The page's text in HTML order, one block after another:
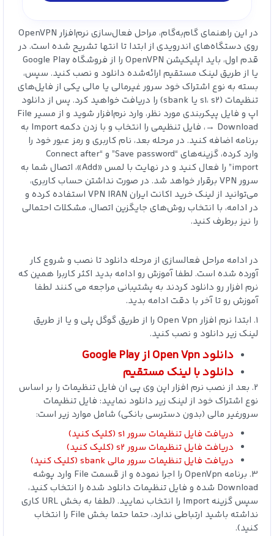
در این راهنمای گام‌به‌گام، مراحل فعال‌سازی نرم‌افزار OpenVPN
روی دستگاه‌های اندرویدی از ابتدا تا انتها تشریح شده است. در
قدم اول، باید اپلیکیشن OpenVPN را از فروشگاه Google Play
یا از طریق لینک مستقیم ارائه‌شده دانلود و نصب کنید. سپس،
بسته به نوع اشتراک خود سرور غیرمالی یا مالی یکی از فایل‌های
تنظیمات (s1، s2 یا sbank) را دریافت خواهید کرد. پس از دانلود
اپ و فایل پیکربندی مورد نظر، وارد نرم‌افزار شوید و از مسیر File
→ Download، فایل تنظیمی را انتخاب و با زدن دکمه Import به
برنامه اضافه کنید. در مرحله بعد، نام کاربری و رمز عبور خود را
وارد کرده، گزینه‌های “Save password” و “Connect after
import” را فعال کنید و در نهایت با لمس «Add»، اتصال شما به
سرور VPN برقرار خواهد شد. در صورت نداشتن حساب کاربری،
می‌توانید از لینک خرید اکانت ایران VPN IRAN استفاده کرده و
در ادامه، با انتخاب روش‌های جایگزین اتصال، مشکلات احتمالی
را نیز برطرف کنید.
در ادامه مراحل فعالسازی از مرحله دانلود تا نصب و شروع کار
آورده شده است. لطفا آموزش رو ادامه بدید اکثر کاربرا همین که
نرم افزار رو دانلود کردند به پشتیبانی مراجعه می کنند لطفا
آموزش رو تا آخر با دقت ادامه بدید.
1. ابتدا نرم افزار Open Vpn را از طریق گوگل پلی و یا از طریق
لینک زیر دانلود و نصب کنید.
دانلود Open Vpn از Google Play
دانلود با لینک مستقیم
2. بعد از نصب نرم افزار اپن وی پی ان فایل تنظیمات را بر اساس
نوع اشتراک خود از لینک زیر دانلود نمایید: فایل تنظیمات
سرورغیر مالی (بدون دسترسی بانکی) شامل موارد زیر است:
دریافت فایل تنظیمات سرور s1 (کلیک کنید)
دریافت فایل تنظیمات سرور s2 (کلیک کنید)
دریافت فایل تنظیمات سرور مالی sbank (کلیک کنید)
3. برنامه OpenVpn را اجرا نموده و از قسمت File وارد پوشه
Download شده و فایل تنظیمات دانلود شده را انتخاب کنید،
سپس گزینه Import را انتخاب نمایید. (لطفا به بخش URL کاری
نداشته باشید ارتباطی ندارد، حتما حتما بخش File را انتخاب
کنید).